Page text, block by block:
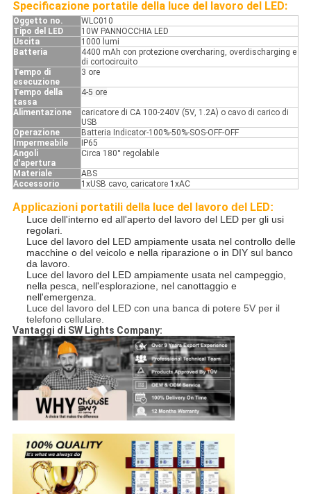
Specificazione portatile della luce del lavoro del LED:
Oggetto no.
WLC010
Tipo del LED
10W PANNOCCHIA LED
Uscita
1000 lumi
Batteria
4400 mAh con protezione overcharing, overdischarging e
di cortocircuito
Tempo di
esecuzione
3 ore
Tempo della
tassa
4-5 ore
Alimentazione
caricatore di CA 100-240V (5V, 1.2A) o cavo di carico di
USB
Operazione
Batteria Indicator-100%-50%-SOS-OFF-OFF
Impermeabile
IP65
Angoli
d'apertura
Circa 180° regolabile
Materiale
ABS
Accessorio
1xUSB cavo, caricatore 1xAC
Applicazioniportatili della luce del lavoro del LED:
Luce dell'interno ed all'aperto del lavoro del LED per gli usi
regolari.
Luce del lavoro del LED ampiamente usata nel controllo delle
macchine o del veicolo e nella riparazione o in DIY sul banco
da lavoro.
Luce del lavoro del LED ampiamente usata nel campeggio,
nella pesca, nell'esplorazione, nel canottaggio e
nell'emergenza.
Luce del lavoro del LED con una banca di potere 5V per il
telefono cellulare.
Vantaggi di SW Lights Company: